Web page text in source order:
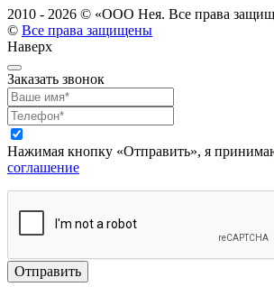
2010 - 2026 © «ООО Нея. Все права
© Все права защищены
Наверх
Заказать звонок
Нажимая кнопку «Отправить», я
соглашение